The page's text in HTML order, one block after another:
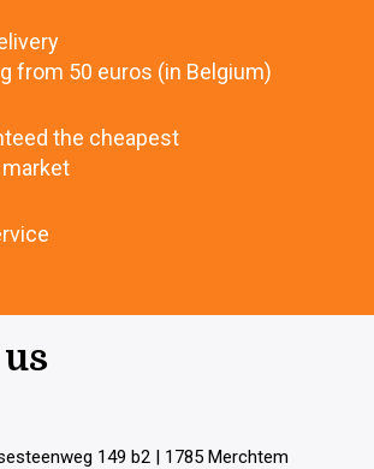
from 50 euros (in Belgium)
the cheapest
149 b2 | 1785 Merchtem